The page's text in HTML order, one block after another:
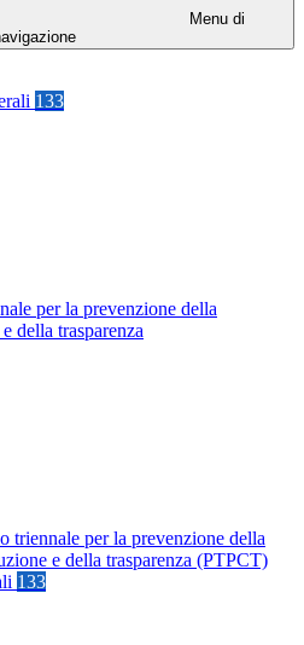
Menu di
133
per la prevenzione della
della trasparenza
triennale per la prevenzione della
e della trasparenza (PTPCT)
133